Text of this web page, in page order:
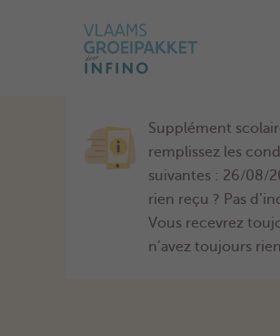
Supplément
remplissez les
suivantes : 26/08/
rien reçu ? Pas
Vous recevrez
n’avez toujours